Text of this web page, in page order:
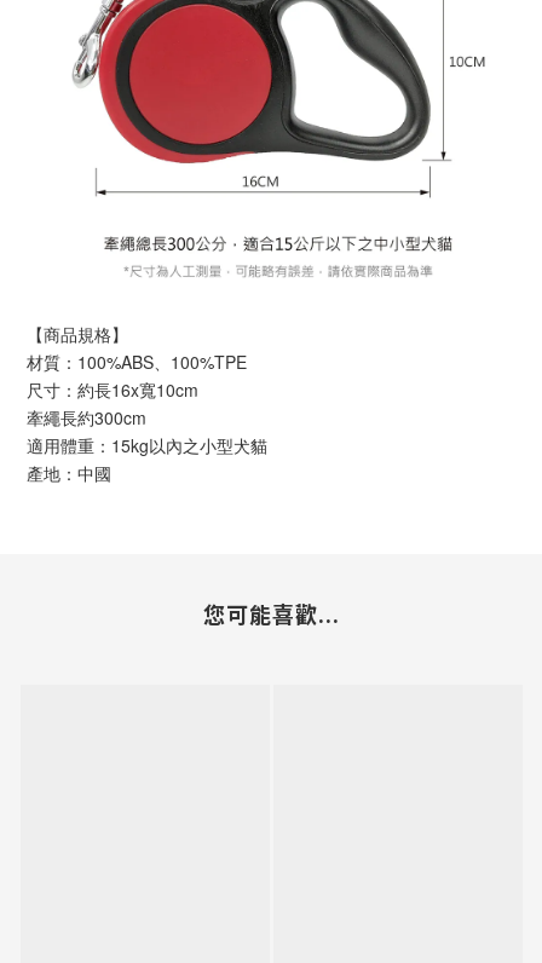
【商品規格】
材質：100%ABS、100%TPE
尺寸：約長16x寬10cm
牽繩長約300cm
適用體重：15kg以內之小型犬貓
產地：中國
您可能喜歡...